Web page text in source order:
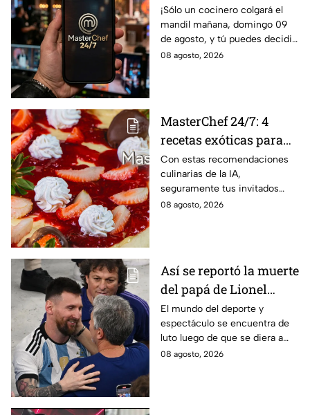
agosto, y salvar a tu
cocinero favorito de
MasterChef 24/7
¡Sólo un cocinero colgará el
mandil mañana, domingo 09
de agosto, y tú puedes decidir
quién continúa en la
08 agosto, 2026
MasterChef 24/7: 4
recetas exóticas para
pizzas dulces que le
darán un toque
sofisticado a tu mesa
Con estas recomendaciones
culinarias de la IA,
seguramente tus invitados
quedarán encantados a la hora
08 agosto, 2026
Así se reportó la muerte
del papá de Lionel
Messi en vivo; estos
son los detalles en
Venga La Alegría
El mundo del deporte y
espectáculo se encuentra de
luto luego de que se diera a
conocer el fallecimiento del
08 agosto, 2026